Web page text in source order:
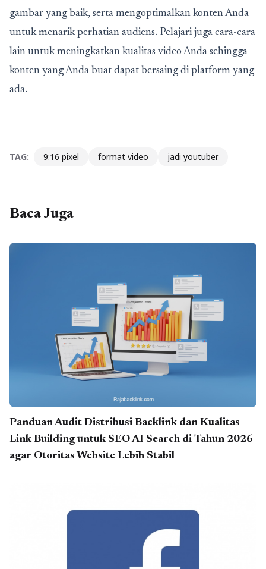
gambar yang baik, serta mengoptimalkan konten Anda
untuk menarik perhatian audiens. Pelajari juga cara-cara
lain untuk meningkatkan kualitas video Anda sehingga
konten yang Anda buat dapat bersaing di platform yang
ada.
TAG: 9:16 pixel format video jadi youtuber
Baca Juga
Panduan Audit Distribusi Backlink dan Kualitas
Link Building untuk SEO AI Search di Tahun 2026
agar Otoritas Website Lebih Stabil